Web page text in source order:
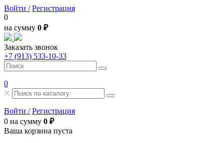
Войти / Регистрация
0
на сумму 0 ₽
Заказать звонок
+7 (913) 533-10-33
0
Войти / Регистрация
0 на сумму 0 ₽
Ваша корзина пуста